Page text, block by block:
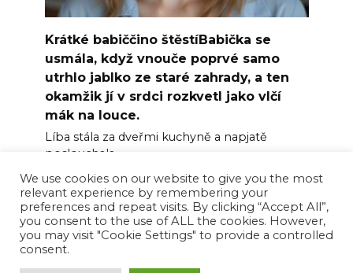
Krátké babiččino štěstíBabička se
usmála, když vnouče poprvé samo
utrhlo jablko ze staré zahrady, a ten
okamžik jí v srdci rozkvetl jako vlčí
mák na louce.
Líba stála za dveřmi kuchyně a napjatě
poslouchala
0 7
© 2026 Happy News Feed
We use cookies on our website to give you the most
relevant experience by remembering your
preferences and repeat visits. By clicking “Accept All”,
you consent to the use of ALL the cookies. However,
you may visit "Cookie Settings" to provide a controlled
consent.